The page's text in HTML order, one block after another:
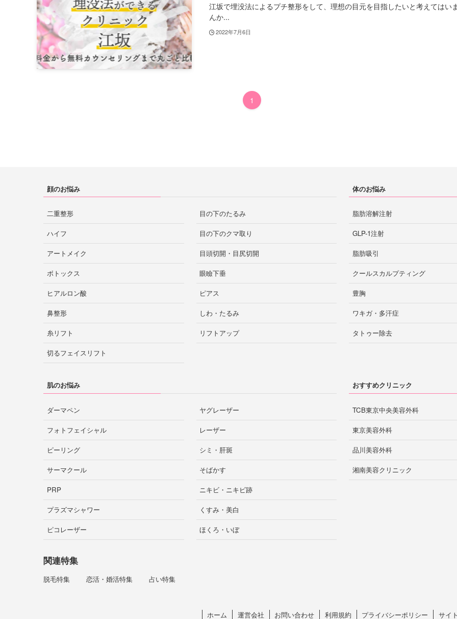
江坂で埋没法によるプチ整形をして、理想の目元を目指したいと考えてはい
んか...
2022年7月6日
1
顔のお悩み
二重整形
ハイフ
アートメイク
ボトックス
ヒアルロン酸
鼻整形
糸リフト
切るフェイスリフト
目の下のたるみ
目の下のクマ取り
目頭切開・目尻切開
眼瞼下垂
ピアス
しわ・たるみ
リフトアップ
体のお悩み
脂肪溶解注射
GLP-1注射
脂肪吸引
クールスカルプティング
豊胸
ワキガ・多汗症
タトゥー除去
肌のお悩み
ダーマペン
フォトフェイシャル
ピーリング
サーマクール
PRP
プラズマシャワー
ピコレーザー
ヤグレーザー
レーザー
シミ・肝斑
そばかす
ニキビ・ニキビ跡
くすみ・美白
ほくろ・いぼ
おすすめクリニック
TCB東京中央美容外科
東京美容外科
品川美容外科
湘南美容クリニック
関連特集
脱毛特集 恋活・婚活特集 占い特集
ホーム 運営会社 お問い合わせ 利用規約 プライバシーポリシー サイ